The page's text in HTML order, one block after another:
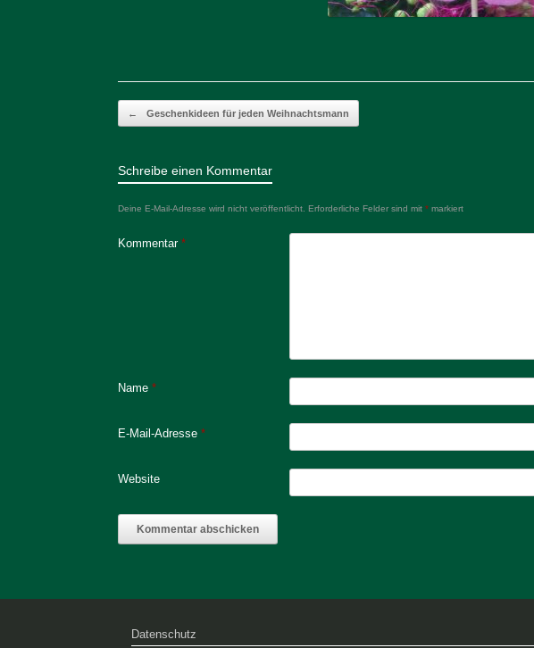
Beitragsnavigation
← Geschenkideen für jeden Weihnachtsmann
Schreibe einen Kommentar
Deine E-Mail-Adresse wird nicht veröffentlicht. Erforderliche Felder sind mit * markiert
Kommentar *
Name *
E-Mail-Adresse *
Website
Datenschutz